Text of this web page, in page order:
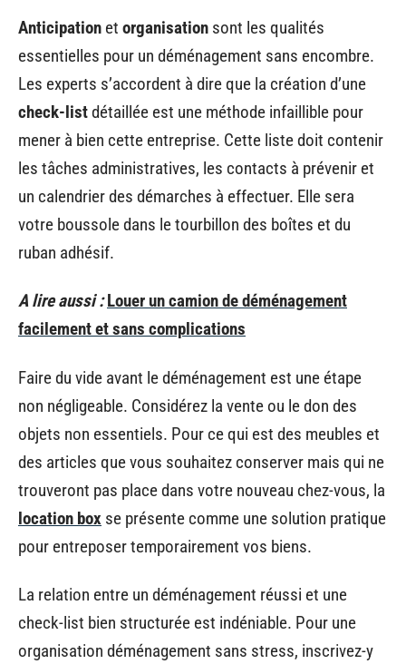
Anticipation et organisation sont les qualités
essentielles pour un déménagement sans encombre.
Les experts s’accordent à dire que la création d’une
check-listdétaillée est une méthode infaillible pour
mener à bien cette entreprise. Cette liste doit contenir
les tâches administratives, les contacts à prévenir et
un calendrier des démarches à effectuer. Elle sera
votre boussole dans le tourbillon des boîtes et du
ruban adhésif.
A lire aussi : Louer un camion de déménagement
facilement et sans complications
Faire du vide avant le déménagement est une étape
non négligeable. Considérez la vente ou le don des
objets non essentiels. Pour ce qui est des meubles et
des articles que vous souhaitez conserver mais qui ne
trouveront pas place dans votre nouveau chez-vous, la
location box se présente comme une solution pratique
pour entreposer temporairement vos biens.
La relation entre un déménagement réussi et une
check-list bien structurée est indéniable. Pour une
organisation déménagement sans stress, inscrivez-y